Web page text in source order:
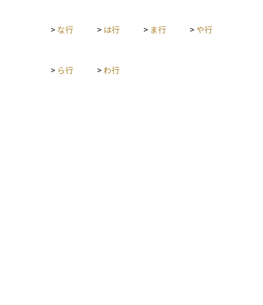
> な行 > は行 > ま行 > や行
> ら行 > わ行